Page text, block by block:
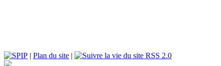
| Plan du site | RSS 2.0